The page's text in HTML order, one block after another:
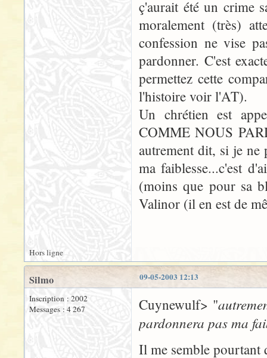
ç'aurait été un crime
moralement (très)
confession ne vise
pardonner. C'est
permettez cette
l'histoire voir l'AT).
Un chrétien est
COMME NOUS
autrement dit, si je ne
ma faiblesse...c'est
(moins que pour sa
Valinor (il en est de
Hors ligne
09-05-2003 12:13
Silmo
Inscription : 2002
Messages : 4 267
Cuynewulf> "
pardonnera pas ma
Il me semble